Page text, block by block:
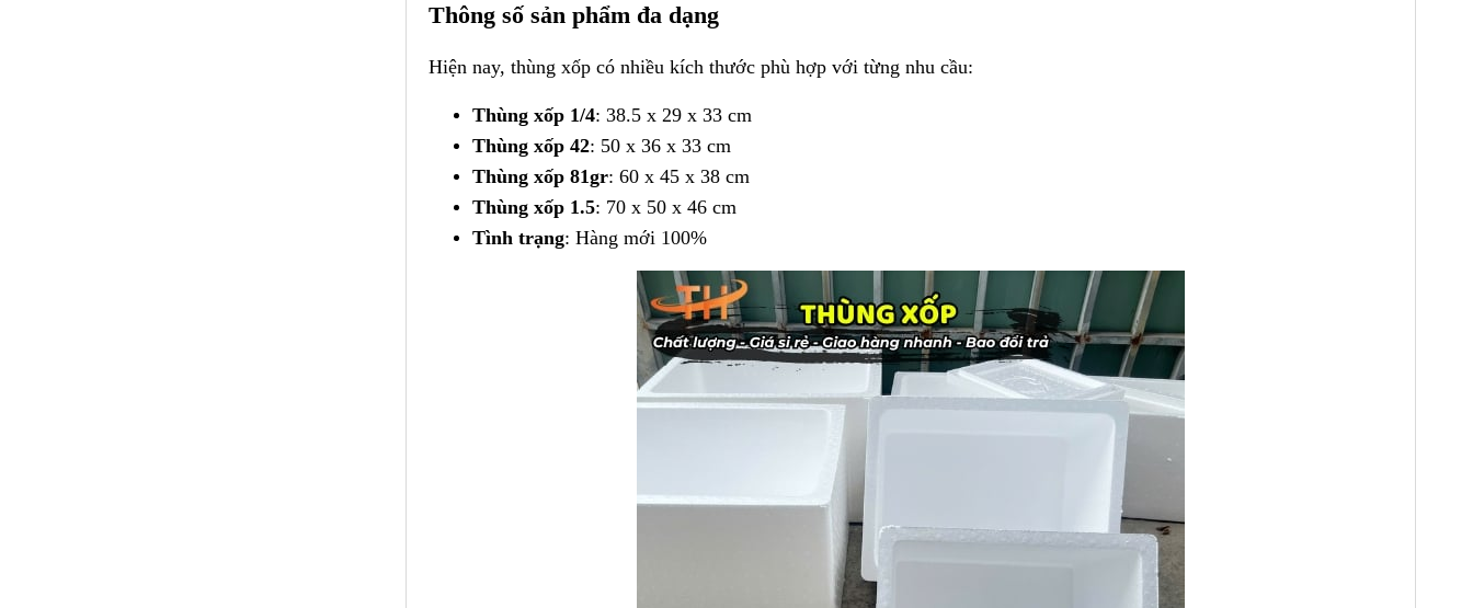
Thông số sản phẩm đa dạng
Hiện nay, thùng xốp có nhiều kích thước phù hợp với từng nhu cầu:
Thùng xốp 1/4: 38.5 x 29 x 33 cm
Thùng xốp 42: 50 x 36 x 33 cm
Thùng xốp 81gr: 60 x 45 x 38 cm
Thùng xốp 1.5: 70 x 50 x 46 cm
Tình trạng: Hàng mới 100%